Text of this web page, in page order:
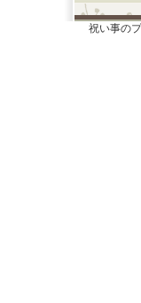
祝い事の